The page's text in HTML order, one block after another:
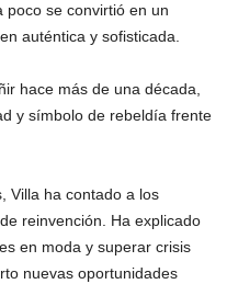
poco se convirtió en un
auténtica y sofisticada.
hace más de una década,
y símbolo de rebeldía frente
Villa ha contado a los
reinvención. Ha explicado
en moda y superar crisis
nuevas oportunidades